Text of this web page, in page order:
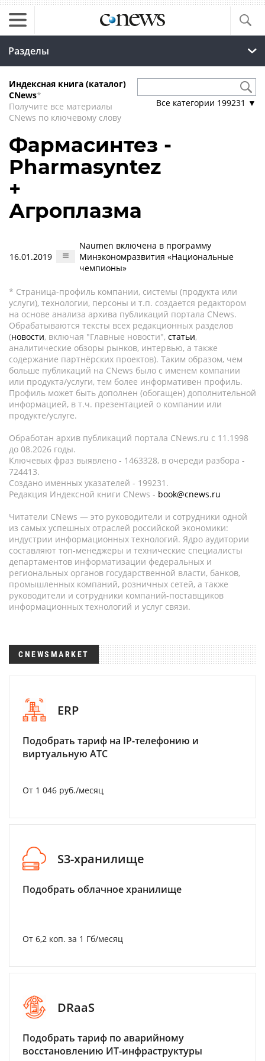
Разделы
Индексная книга (каталог)
CNews*
Получите все материалы
CNews по ключевому слову
Все категории 199231 ▼
Фармасинтез -
Pharmasyntez
+
Агроплазма
16.01.2019
Naumen включена в программу
Минэкономразвития «Национальные
чемпионы»
* Страница-профиль компании, системы (продукта или
услуги), технологии, персоны и т.п. создается редактором
на основе анализа архива публикаций портала CNews.
Обрабатываются тексты всех редакционных разделов
(новости, включая "Главные новости", статьи,
аналитические обзоры рынков, интервью, а также
содержание партнёрских проектов). Таким образом, чем
больше публикаций на CNews было с именем компании
или продукта/услуги, тем более информативен профиль.
Профиль может быть дополнен (обогащен) дополнительной
информацией, в т.ч. презентацией о компании или
продукте/услуге.
Обработан архив публикаций портала CNews.ru c 11.1998
до 08.2026 годы.
Ключевых фраз выявлено - 1463328, в очереди разбора -
724413.
Создано именных указателей - 199231.
Редакция Индексной книги CNews - book@cnews.ru
Читатели CNews — это руководители и сотрудники одной
из самых успешных отраслей российской экономики:
индустрии информационных технологий. Ядро аудитории
составляют топ-менеджеры и технические специалисты
департаментов информатизации федеральных и
региональных органов государственной власти, банков,
промышленных компаний, розничных сетей, а также
руководители и сотрудники компаний-поставщиков
информационных технологий и услуг связи.
CNEWSMARKET
ERP
Подобрать тариф на IP-телефонию и
виртуальную АТС
От 1 046 руб./месяц
S3-хранилище
Подобрать облачное хранилище
От 6,2 коп. за 1 Гб/месяц
DRaaS
Подобрать тариф по аварийному
восстановлению ИТ-инфраструктуры